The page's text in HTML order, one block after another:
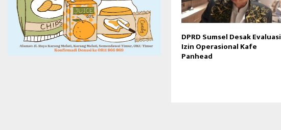
DPRD Sumsel Desak Evaluasi
Izin Operasional Kafe
Panhead